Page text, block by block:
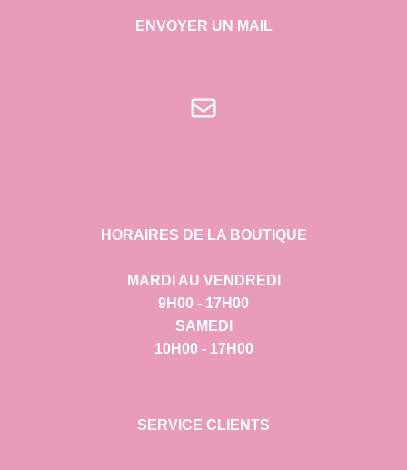
ENVOYER UN MAIL
E-mail
HORAIRES DE LA BOUTIQUE
MARDI AU VENDREDI
9H00 - 17H00
SAMEDI
10H00 - 17H00
SERVICE CLIENTS